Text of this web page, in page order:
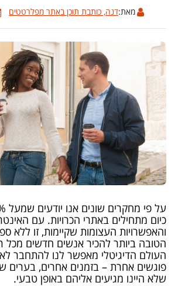
מאת:דנה, כותבת תוכן באתר מפלרטטים
כיום מתחילים באתרי הכרויות. עם
והאפשרויות העצומות שקיימות, זו ללא
הטובה ביותר להכיר אנשים חדשים מכל
העולם הדיגיטלי מאפשר לנו להתחבר
פוגשים אחרת – בזמנים אחרים, בערים
שלא היינו מגיעים אליהם באופן טבעי.